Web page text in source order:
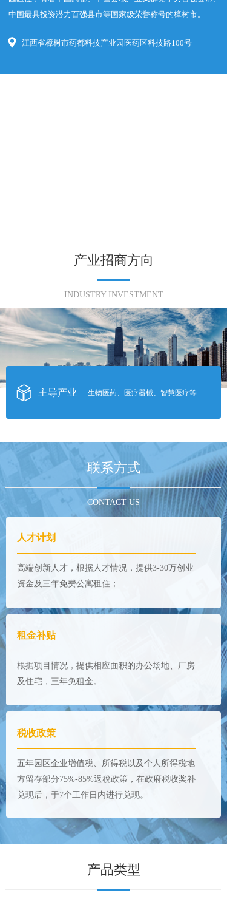
中国最具投资潜力百强县市等国家级荣誉称号的樟树市。
江西省樟树市药都科技产业园医药区科技路100号
产业招商方向
INDUSTRY INVESTMENT
主导产业 生物医药、医疗器械、智慧医疗等
联系方式
CONTACT US
人才计划
高端创新人才，根据人才情况，提供3-30万创业
资金及三年免费公寓租住；
租金补贴
根据项目情况，提供相应面积的办公场地、厂房
及住宅，三年免租金。
税收政策
五年园区企业增值税、所得税以及个人所得税地
方留存部分75%-85%返稅政策，在政府税收奖补
兑现后，于7个工作日内进行兑现。
产品类型